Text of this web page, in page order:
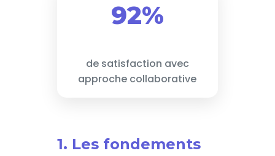
92%
de satisfaction avec
approche collaborative
1. Les fondements